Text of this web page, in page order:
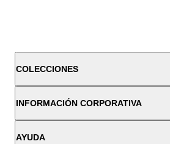
COLECCIONES
INFORMACIÓN CORPORATIVA
AYUDA